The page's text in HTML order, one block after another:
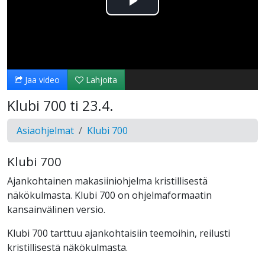
Toista
Jaa video Lahjoita
Klubi 700 ti 23.4.
Asiaohjelmat Klubi 700
Klubi 700
Ajankohtainen makasiiniohjelma kristillisestä
näkökulmasta. Klubi 700 on ohjelmaformaatin
kansainvälinen versio.
Klubi 700 tarttuu ajankohtaisiin teemoihin, reilusti
kristillisestä näkökulmasta.